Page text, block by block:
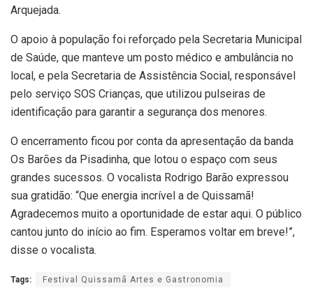
Arquejada.
O apoio à população foi reforçado pela Secretaria Municipal
de Saúde, que manteve um posto médico e ambulância no
local, e pela Secretaria de Assistência Social, responsável
pelo serviço SOS Crianças, que utilizou pulseiras de
identificação para garantir a segurança dos menores.
O encerramento ficou por conta da apresentação da banda
Os Barões da Pisadinha, que lotou o espaço com seus
grandes sucessos. O vocalista Rodrigo Barão expressou
sua gratidão: “Que energia incrível a de Quissamã!
Agradecemos muito a oportunidade de estar aqui. O público
cantou junto do início ao fim. Esperamos voltar em breve!”,
disse o vocalista.
Tags: Festival Quissamã Artes e Gastronomia